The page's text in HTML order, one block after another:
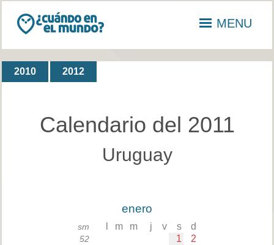
MENU
2010 2012
Calendario del 2011
Uruguay
enero
sm m m j v s d
52 1 2